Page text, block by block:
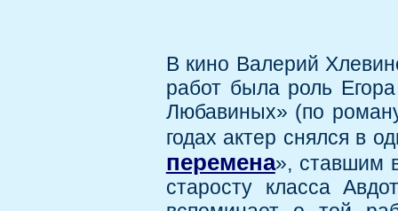
В кино Валерий
работ была роль
Любавиных» (по
годах актер снялся в
перемена», ставшим
старосту класса